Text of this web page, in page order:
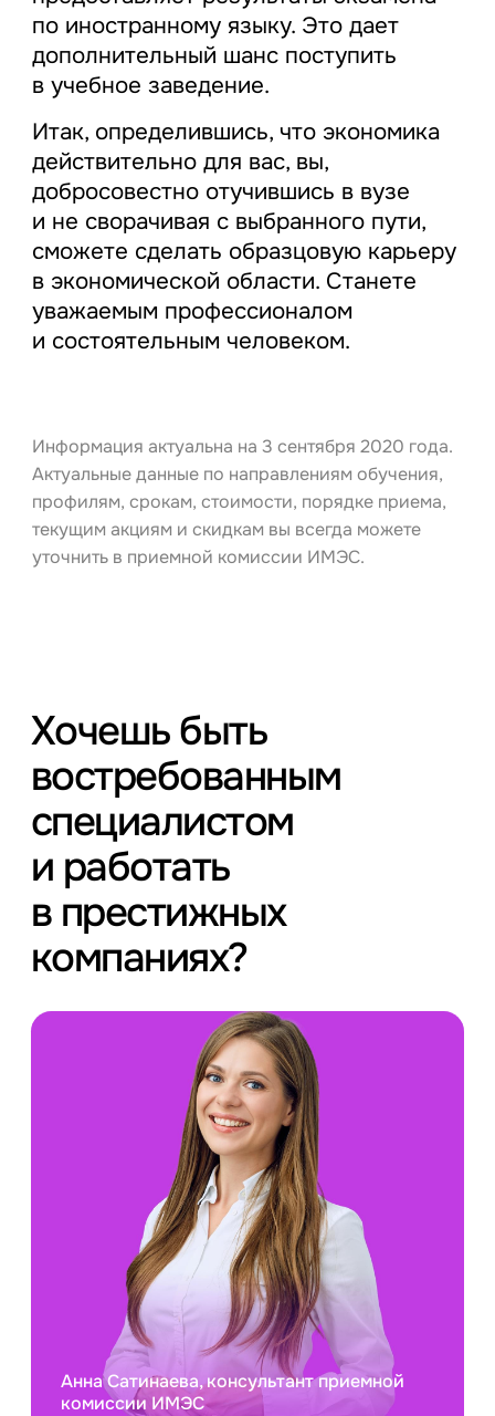
по иностранному языку. Это дает
дополнительный шанс поступить
в учебное заведение.
Итак, определившись, что экономика
действительно для вас, вы,
добросовестно отучившись в вузе
и не сворачивая с выбранного пути,
сможете сделать образцовую карьеру
в экономической области. Станете
уважаемым профессионалом
и состоятельным человеком.
Информация актуальна на 3 сентября 2020 года.
Актуальные данные по направлениям обучения,
профилям, срокам, стоимости, порядке приема,
текущим акциям и скидкам вы всегда можете
уточнить в приемной комиссии ИМЭС.
Хочешь быть
востребованным
специалистом
и работать
в престижных
компаниях?
Анна Сатинаева, консультант приемной
комиссии ИМЭС